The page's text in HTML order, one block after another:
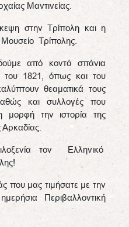
Μαντινείας.
στην Τρίπολη και η
Τρίπολης.
από κοντά σπάνια
1821, όπως και του
θεαματικά τους
και συλλογές που
μορφή την ιστορία της
τον Ελληνικό
που μας τιμήσατε με την
Περιβαλλοντική